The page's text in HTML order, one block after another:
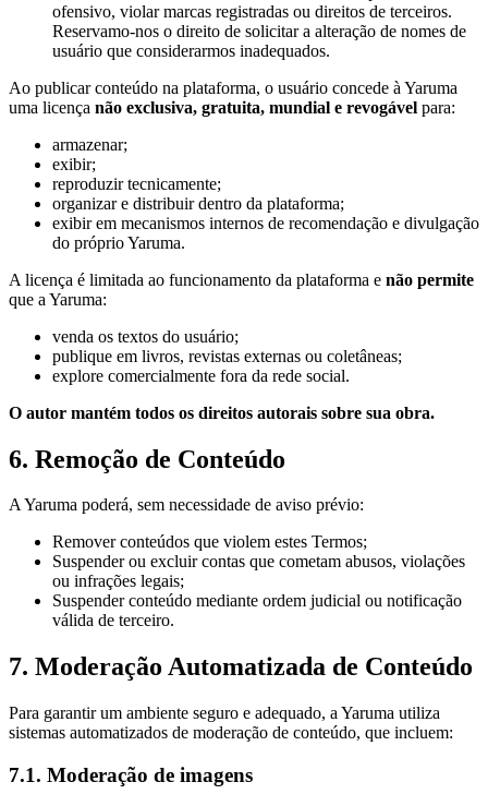
ofensivo, violar marcas registradas ou direitos de terceiros.
Reservamo-nos o direito de solicitar a alteração de nomes de
usuário que considerarmos inadequados.
Ao publicar conteúdo na plataforma, o usuário concede à Yaruma
uma licença não exclusiva, gratuita, mundial e revogável para:
armazenar;
exibir;
reproduzir tecnicamente;
organizar e distribuir dentro da plataforma;
exibir em mecanismos internos de recomendação e divulgação
do próprio Yaruma.
A licença é limitada ao funcionamento da plataforma e não permite
que a Yaruma:
venda os textos do usuário;
publique em livros, revistas externas ou coletâneas;
explore comercialmente fora da rede social.
O autor mantém todos os direitos autorais sobre sua obra.
6. Remoção de Conteúdo
A Yaruma poderá, sem necessidade de aviso prévio:
Remover conteúdos que violem estes Termos;
Suspender ou excluir contas que cometam abusos, violações
ou infrações legais;
Suspender conteúdo mediante ordem judicial ou notificação
válida de terceiro.
7. Moderação Automatizada de Conteúdo
Para garantir um ambiente seguro e adequado, a Yaruma utiliza
sistemas automatizados de moderação de conteúdo, que incluem:
7.1. Moderação de imagens